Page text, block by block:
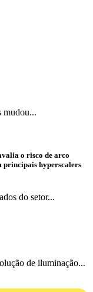
mudou...
o risco de arco
principais hyperscalers
do setor...
de iluminação...